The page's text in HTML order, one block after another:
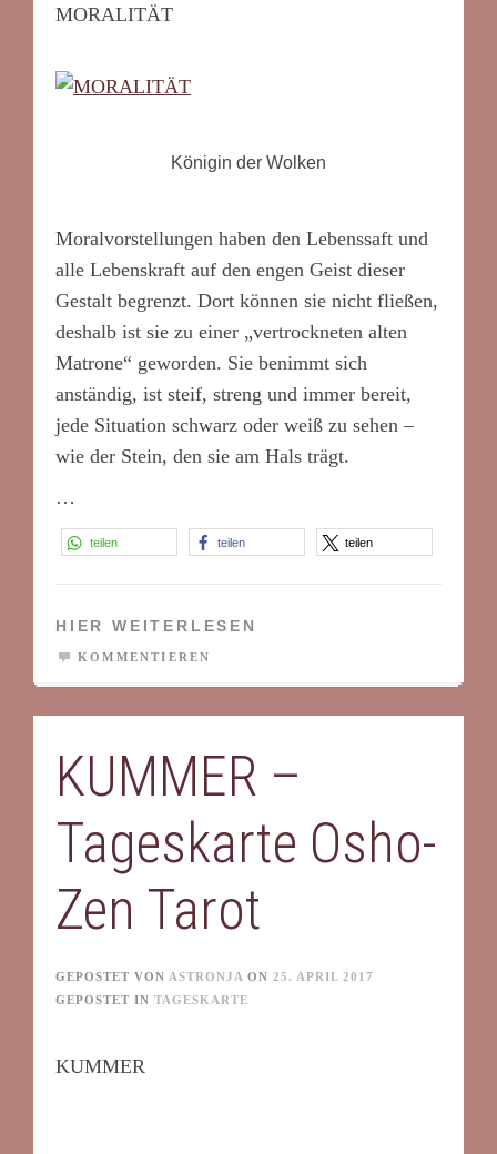
MORALITÄT
Königin der Wolken
Moralvorstellungen haben den Lebenssaft und
alle Lebenskraft auf den engen Geist dieser
Gestalt begrenzt. Dort können sie nicht fließen,
deshalb ist sie zu einer „vertrockneten alten
Matrone“ geworden. Sie benimmt sich
anständig, ist steif, streng und immer bereit,
jede Situation schwarz oder weiß zu sehen –
wie der Stein, den sie am Hals trägt.
…
teilen teilen teilen
HIER WEITERLESEN
KOMMENTIEREN
KUMMER –
Tageskarte Osho-
Zen Tarot
GEPOSTET VON ASTRONJA ON 25. APRIL 2017
GEPOSTET IN TAGESKARTE
KUMMER